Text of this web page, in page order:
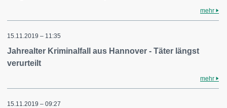
mehr
15.11.2019 – 11:35
Jahrealter Kriminalfall aus Hannover - Täter längst
verurteilt
mehr
15.11.2019 – 09:27